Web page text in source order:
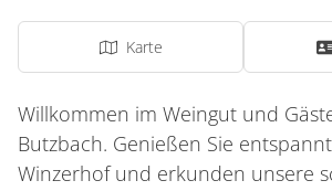
Karte
Willkommen im Weingut und
Butzbach. Genießen Sie
Winzerhof und erkunden unsere